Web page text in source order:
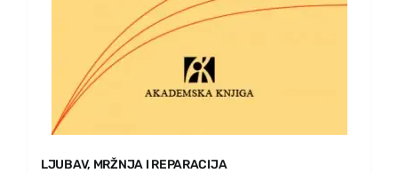
LJUBAV, MRŽNJA I REPARACIJA